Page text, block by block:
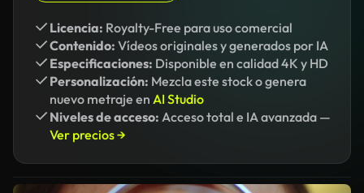
Licencia: Royalty-Free para uso comercial
Contenido: Vídeos originales y generados por IA
Especificaciones: Disponible en calidad 4K y HD
Personalización: Mezcla este stock o genera
nuevo metraje en AI Studio
Niveles de acceso: Acceso total e IA avanzada —
Ver precios →